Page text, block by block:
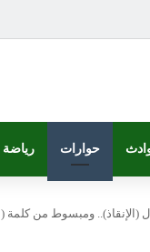
حوارات رياضة
(الإنقاذ).. ومبسوط من كلمة